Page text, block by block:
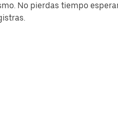
No pierdas tiempo